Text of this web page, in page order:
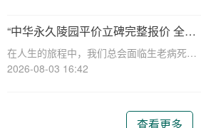
足不同客户的需求。本文将详细介绍中华永
久陵园多款单人墓碑的报价详情，并解读淡
季下单直降
“中华永久陵园平价立碑完整报价 全套
下葬流程打包降价”
在人生的旅程中，我们总会面临生老病死的
自然规律。当我们的亲人或挚爱离去，如何
业的陵园服务机构，致力于为家属提供平
2026-08-03 16:42
查看更多